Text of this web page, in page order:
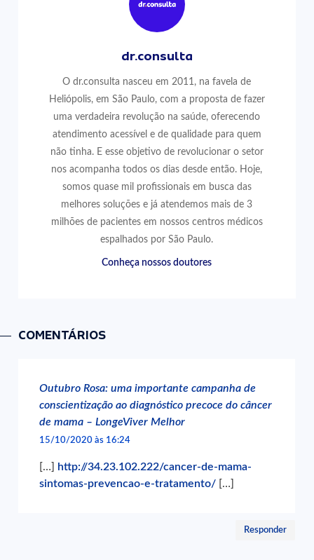
dr.consulta
O dr.consulta nasceu em 2011, na favela de
Heliópolis, em São Paulo, com a proposta de fazer
uma verdadeira revolução na saúde, oferecendo
atendimento acessível e de qualidade para quem
não tinha. E esse objetivo de revolucionar o setor
nos acompanha todos os dias desde então. Hoje,
somos quase mil profissionais em busca das
melhores soluções e já atendemos mais de 3
milhões de pacientes em nossos centros médicos
espalhados por São Paulo.
Conheça nossos doutores
COMENTÁRIOS
Outubro Rosa: uma importante campanha de
conscientização ao diagnóstico precoce do câncer
de mama – LongeViver Melhor
15/10/2020 às 16:24
[…] http://34.23.102.222/cancer-de-mama-
sintomas-prevencao-e-tratamento/ […]
Responder